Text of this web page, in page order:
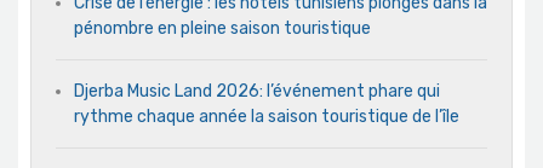
pénombre en pleine saison touristique
Djerba Music Land 2026: l’événement phare qui
rythme chaque année la saison touristique de l’île